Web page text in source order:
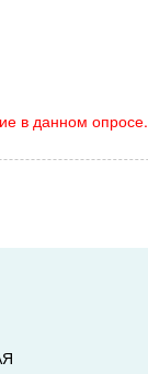
в данном опросе.